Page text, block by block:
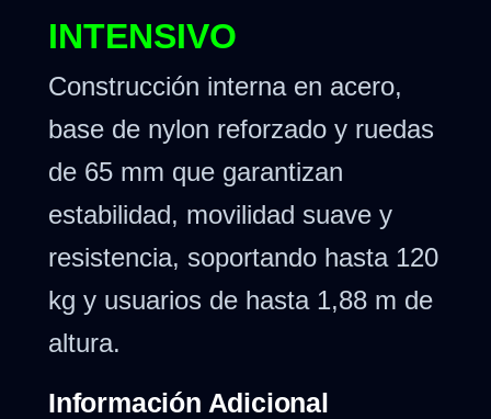
INTENSIVO
Construcción interna en acero,
base de nylon reforzado y ruedas
de 65 mm que garantizan
estabilidad, movilidad suave y
resistencia, soportando hasta 120
kg y usuarios de hasta 1,88 m de
altura.
Información Adicional